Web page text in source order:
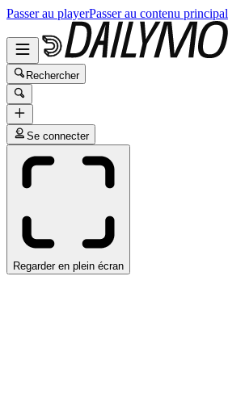
Passer au playerPasser au contenu principal
Rechercher
Se connecter
Regarder en plein écran